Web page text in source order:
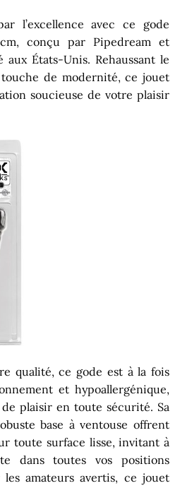
l’excellence avec ce gode
conçu par Pipedream et
aux États-Unis. Rehaussant le
touche de modernité, ce jouet
soucieuse de votre plaisir
qualité, ce gode est à la fois
et hypoallergénique,
plaisir en toute sécurité. Sa
base à ventouse offrent
toute surface lisse, invitant à
dans toutes vos positions
amateurs avertis, ce jouet